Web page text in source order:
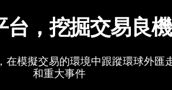
台，挖掘交易良機
在模擬交易的環境中跟蹤環球外匯
和重大事件